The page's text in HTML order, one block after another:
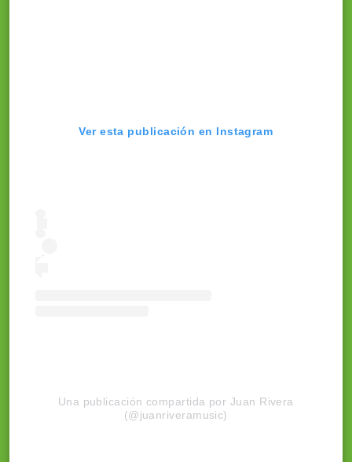
Ver esta publicación en Instagram
Una publicación compartida por Juan Rivera
(@juanriveramusic)